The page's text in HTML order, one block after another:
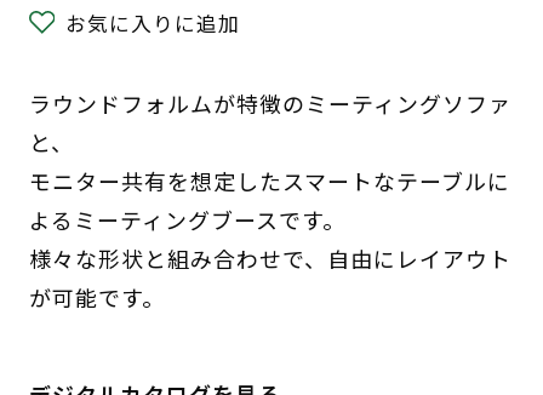
お気に入りに追加
ラウンドフォルムが特徴のミーティングソファ
と、
モニター共有を想定したスマートなテーブルに
よるミーティングブースです。
様々な形状と組み合わせで、自由にレイアウト
が可能です。